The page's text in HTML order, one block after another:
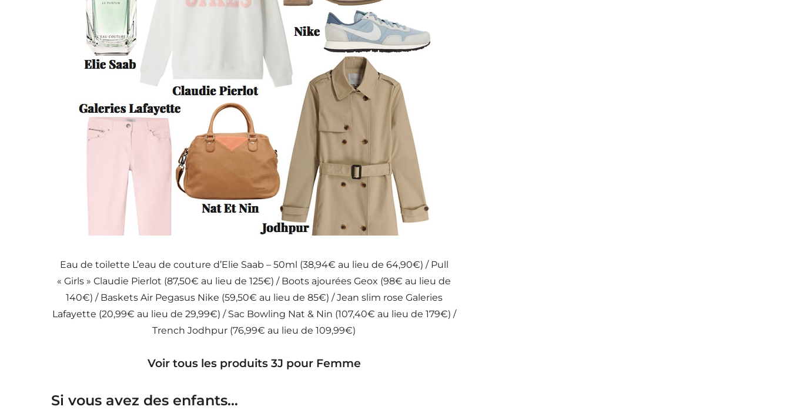
Eau de toilette L’eau de couture d’Elie Saab – 50ml (38,94€ au lieu de 64,90€) / Pull
« Girls » Claudie Pierlot (87,50€ au lieu de 125€) / Boots ajourées Geox (98€ au lieu de
140€) / Baskets Air Pegasus Nike (59,50€ au lieu de 85€) / Jean slim rose Galeries
Lafayette (20,99€ au lieu de 29,99€) / Sac Bowling Nat & Nin (107,40€ au lieu de 179€) /
Trench Jodhpur (76,99€ au lieu de 109,99€)
Voir tous les produits 3J pour Femme
Si vous avez des enfants…